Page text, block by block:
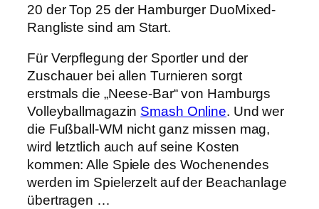
20 der Top 25 der Hamburger DuoMixed-
Rangliste sind am Start.
Für Verpflegung der Sportler und der
Zuschauer bei allen Turnieren sorgt
erstmals die „Neese-Bar“ von Hamburgs
Volleyballmagazin Smash Online. Und wer
die Fußball-WM nicht ganz missen mag,
wird letztlich auch auf seine Kosten
kommen: Alle Spiele des Wochenendes
werden im Spielerzelt auf der Beachanlage
übertragen …